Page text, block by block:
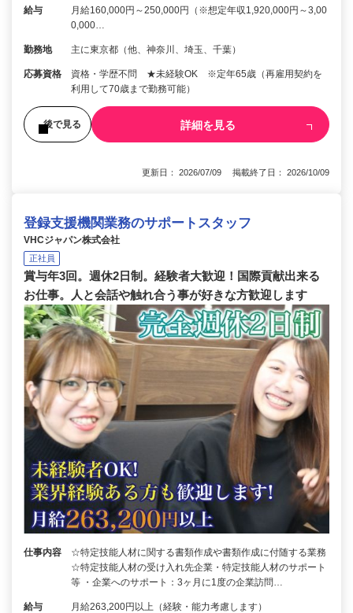
給与
月給160,000円～250,000円（※想定年収1,920,000円～3,00
0,000…
勤務地 主に東京都（他、神奈川、埼玉、千葉）
応募資格
資格・学歴不問 ★未経験OK ※定年65歳（再雇用契約を
利用して70歳まで勤務可能）
後で見る 詳細を見る
更新日： 2026/07/09 掲載終了日： 2026/10/09
登録支援機関業務のサポートスタッフ
VHCジャパン株式会社
正社員
賞与年3回。週休2日制。経験者大歓迎！国際貢献出来る
お仕事。人と会話や触れ合う事が好きな方歓迎します
仕事内容
☆特定技能人材に関する書類作成や書類作成に付随する業務
☆特定技能人材の受け入れ先企業・特定技能人材のサポート
等 ・企業へのサポート：3ヶ月に1度の企業訪問…
給与 月給263,200円以上（経験・能力考慮します）